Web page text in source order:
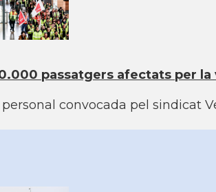
passatgers afectats per
convocada pel sindicat